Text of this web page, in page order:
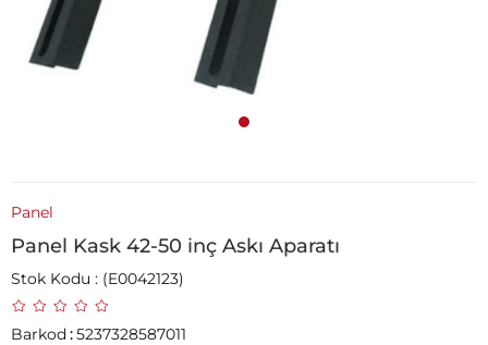
Panel
Panel Kask 42-50 inç Askı Aparatı
Stok Kodu (E0042123)
Barkod:5237328587011